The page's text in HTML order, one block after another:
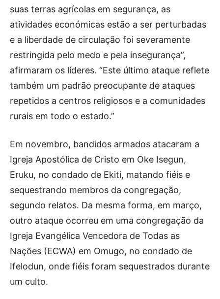
suas terras agrícolas em segurança, as
atividades económicas estão a ser perturbadas
e a liberdade de circulação foi severamente
restringida pelo medo e pela insegurança”,
afirmaram os líderes. “Este último ataque reflete
também um padrão preocupante de ataques
repetidos a centros religiosos e a comunidades
rurais em todo o estado.”
Em novembro, bandidos armados atacaram a
Igreja Apostólica de Cristo em Oke Isegun,
Eruku, no condado de Ekiti, matando fiéis e
sequestrando membros da congregação,
segundo relatos. Da mesma forma, em março,
outro ataque ocorreu em uma congregação da
Igreja Evangélica Vencedora de Todas as
Nações (ECWA) em Omugo, no condado de
Ifelodun, onde fiéis foram sequestrados durante
um culto.